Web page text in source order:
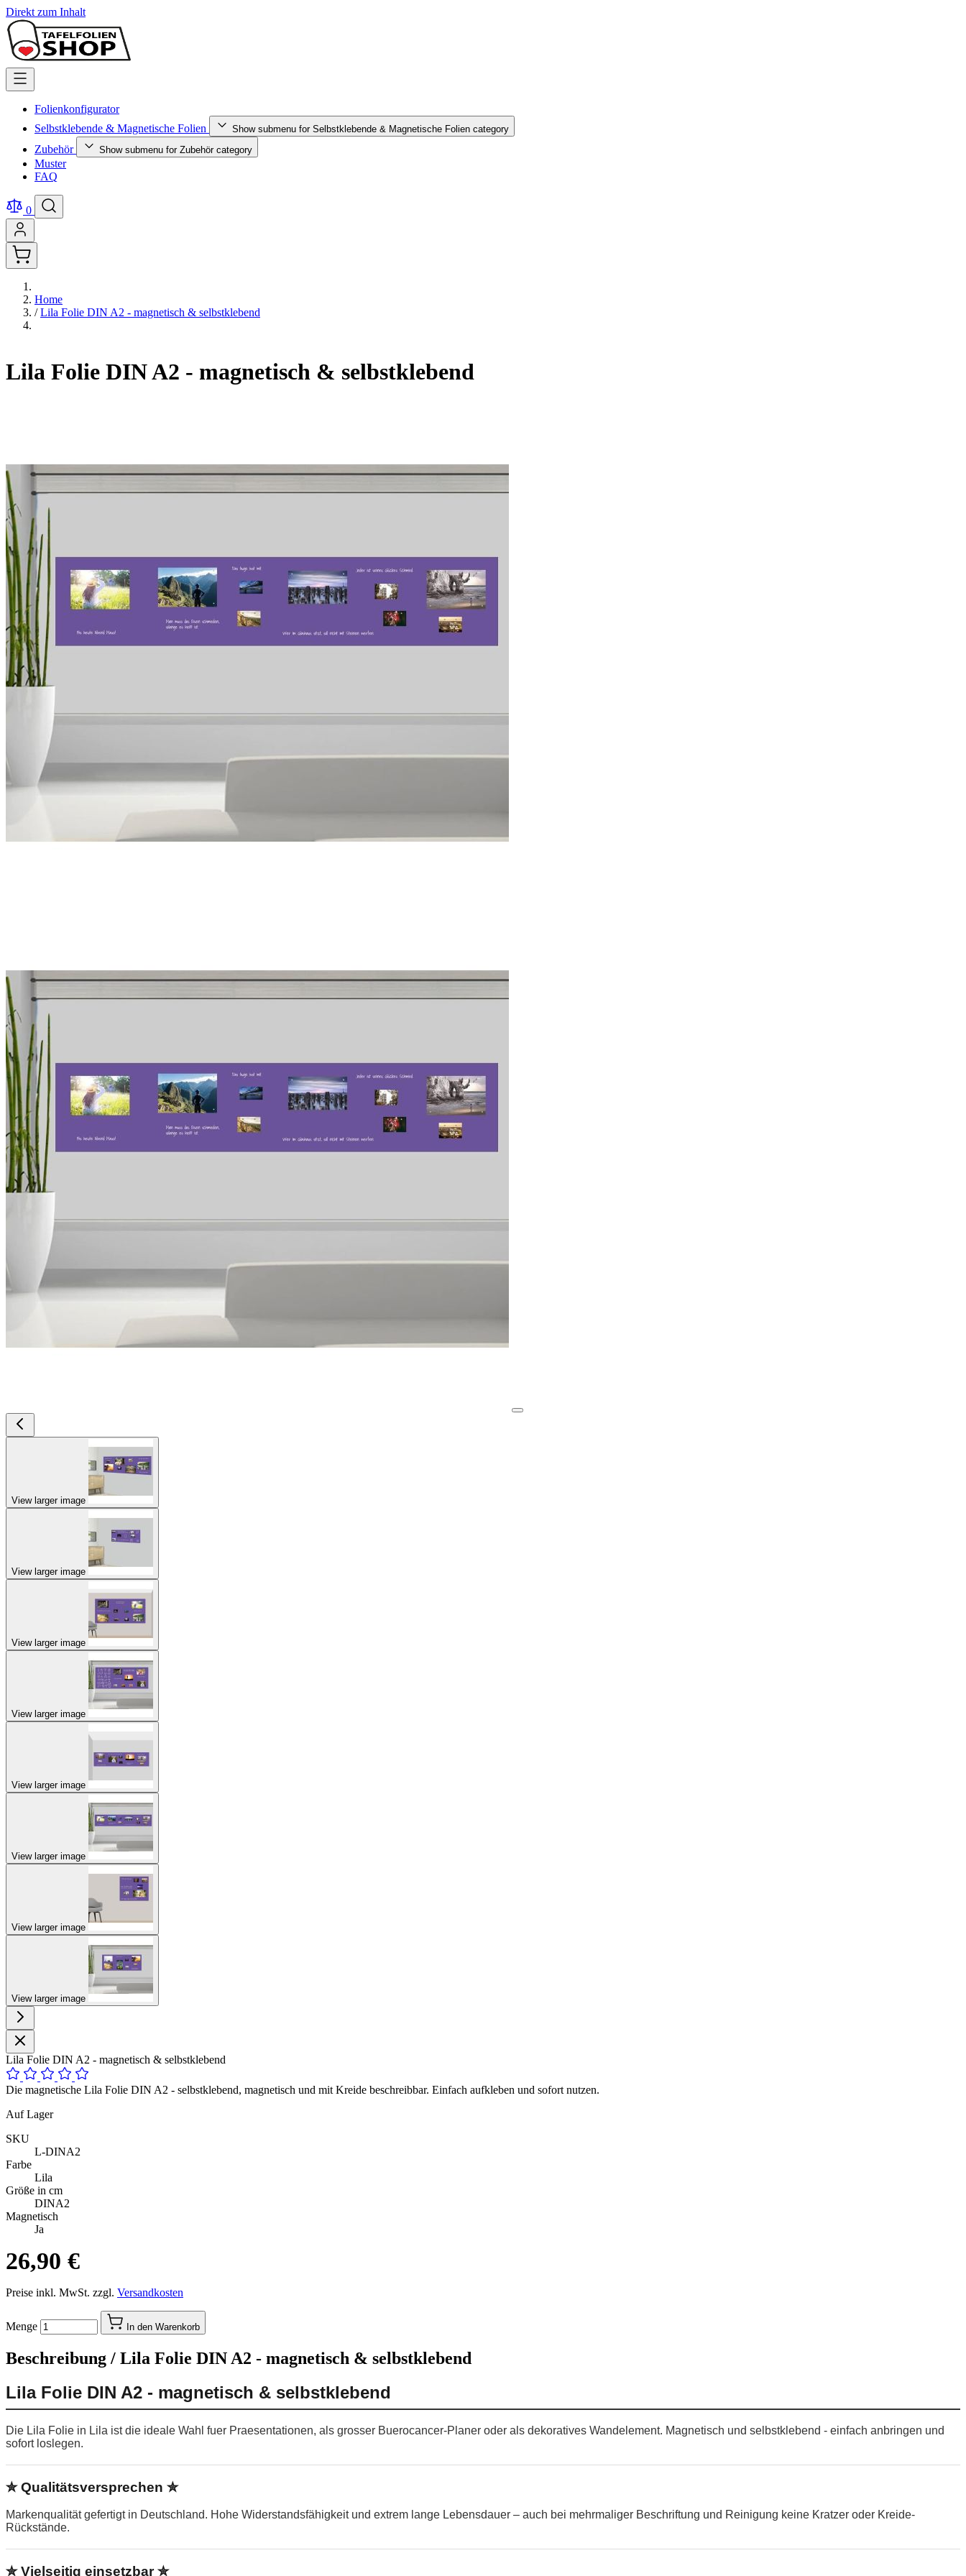
Direkt zum Inhalt
Folienkonfigurator
Selbstklebende & Magnetische Folien
Show submenu for Selbstklebende & Magnetische Folien category
Zubehör Show submenu for Zubehör category
Muster
FAQ
0
Home
/ Lila Folie DIN A2 - magnetisch & selbstklebend
Lila Folie DIN A2 - magnetisch & selbstklebend
View larger image
View larger image
View larger image
View larger image
View larger image
View larger image
View larger image
View larger image
Lila Folie DIN A2 - magnetisch & selbstklebend
Die magnetische Lila Folie DIN A2 - selbstklebend, magnetisch und mit Kreide beschreibbar. Einfach aufkleben und sofort nutzen.
Auf Lager
SKU
L-DINA2
Farbe
Lila
Größe in cm
DINA2
Magnetisch
Ja
26,90 €
Preise inkl. MwSt. zzgl. Versandkosten
Menge In den Warenkorb
Beschreibung / Lila Folie DIN A2 - magnetisch & selbstklebend
Lila Folie DIN A2 - magnetisch & selbstklebend
Die Lila Folie in Lila ist die ideale Wahl fuer Praesentationen, als grosser Buerocancer-Planer oder als dekoratives Wandelement. Magnetisch und selbstklebend - einfach anbringen und
sofort loslegen.
✮ Qualitätsversprechen ✮
Markenqualität gefertigt in Deutschland. Hohe Widerstandsfähigkeit und extrem lange Lebensdauer – auch bei mehrmaliger Beschriftung und Reinigung keine Kratzer oder Kreide-
Rückstände.
✮ Vielseitig einsetzbar ✮